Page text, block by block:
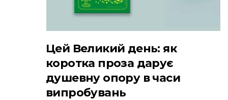
Цей Великий день: як
коротка проза дарує
душевну опору в часи
випробувань